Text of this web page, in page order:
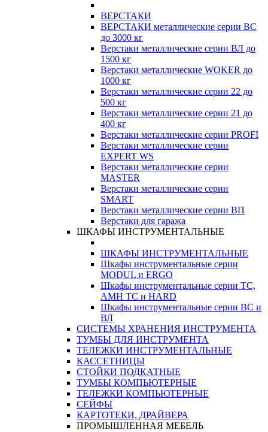
ВЕРСТАКИ
ВЕРСТАКИ металлические серии ВС
до 3000 кг
Верстаки металлические серии ВЛ до
1500 кг
Верстаки металлические WOKER до
1000 кг
Верстаки металлические серии 22 до
500 кг
Верстаки металлические серии 21 до
400 кг
Верстаки металлические серии PROFI
Верстаки металлические серии
EXPERT WS
Верстаки металлические серии
MASTER
Верстаки металлические серии
SMART
Верстаки металлические серии ВП
Верстаки для гаража
ШКАФЫ ИНСТРУМЕНТАЛЬНЫЕ
ШКАФЫ ИНСТРУМЕНТАЛЬНЫЕ
Шкафы инструментальные серии
MODUL и ERGO
Шкафы инструментальные серии ТС,
АМН ТС и HARD
Шкафы инструментальные серии ВС и
ВЛ
СИСТЕМЫ ХРАНЕНИЯ ИНСТРУМЕНТА
ТУМБЫ ДЛЯ ИНСТРУМЕНТА
ТЕЛЕЖКИ ИНСТРУМЕНТАЛЬНЫЕ
КАССЕТНИЦЫ
СТОЙКИ ПОДКАТНЫЕ
ТУМБЫ КОМПЬЮТЕРНЫЕ
ТЕЛЕЖКИ КОМПЬЮТЕРНЫЕ
СЕЙФЫ
КАРТОТЕКИ, ДРАЙВЕРА
ПРОМЫШЛЕННАЯ МЕБЕЛЬ